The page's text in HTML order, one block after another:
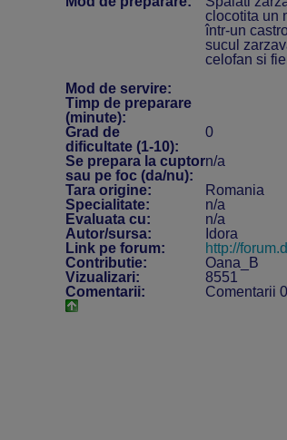
clocotita un
într-un
sucul
celofan si
Mod de servire:
Timp de preparare
(minute):
Grad de
dificultate (1-10):
0
Se prepara la cuptor
sau pe foc (da/nu):
n/a
Tara origine:
Romania
Specialitate:
n/a
Evaluata cu:
n/a
Autor/sursa:
Idora
Link pe forum:
http://
Contributie:
Oana_B
Vizualizari:
8551
Comentarii:
Comentarii 0